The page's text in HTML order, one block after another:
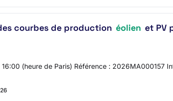
courbes de production éolien et PV
(heure de Paris) Référence : 2026MA000157